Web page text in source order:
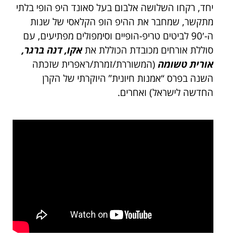
יחד, רקחו השלושה אלבום בעל סאונד היפ הופי בלתי
מתקשר, שמחבר את ההיפ הופ הקלאסי של שנות
ה-90′ לביטים טריפ-הופיים וסימפולים מפתיעים, עם
סוללת אורחים מכובדת הכוללת אתאקו, דנה ברגר,
אורית טשומה (המשוררת/זמרת/ראפרית שזכתה
השנה בפרס “אמנות חיונית” היוקרתי של הקרן
החדשה לישראל) ואחרים.